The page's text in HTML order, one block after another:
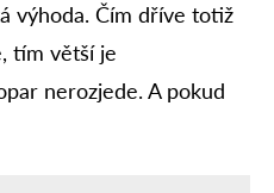
výhoda. Čím dříve totiž
tím větší je
nerozjede. A pokud